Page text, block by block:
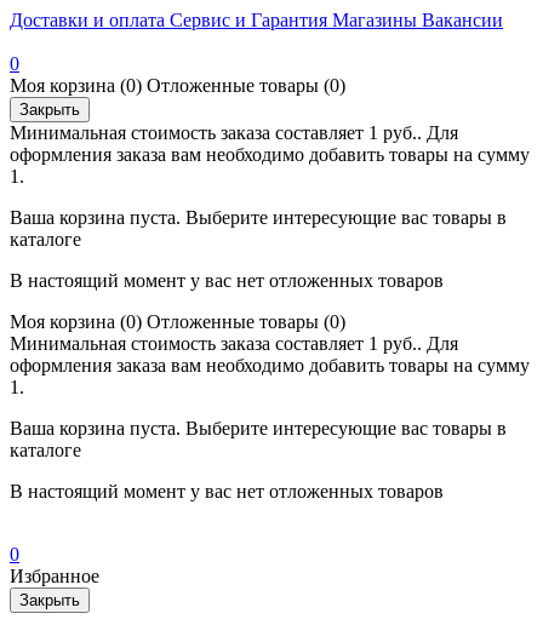
Доставки и оплата Сервис и Гарантия Магазины Вакансии
0
Моя корзина (0) Отложенные товары (0)
Закрыть
Минимальная стоимость заказа составляет 1 руб.. Для
оформления заказа вам необходимо добавить товары на сумму
1.
Ваша корзина пуста. Выберите интересующие вас товары в
каталоге
В настоящий момент у вас нет отложенных товаров
Моя корзина (0) Отложенные товары (0)
Минимальная стоимость заказа составляет 1 руб.. Для
оформления заказа вам необходимо добавить товары на сумму
1.
Ваша корзина пуста. Выберите интересующие вас товары в
каталоге
В настоящий момент у вас нет отложенных товаров
0
Избранное
Закрыть